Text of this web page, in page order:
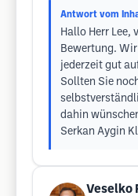
Antwort vom
Hallo Herr Lee,
Bewertung.
jederzeit gut
Sollten Sie
dahin
Serkan Aygin
Veselko